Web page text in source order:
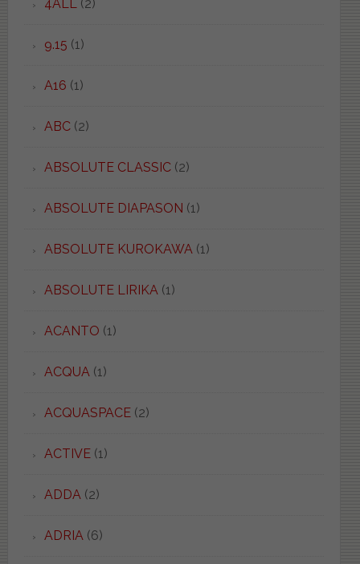
4ALL(2)
9.15 (1)
A16 (1)
ABC(2)
ABSOLUTE CLASSIC(2)
ABSOLUTE DIAPASON (1)
ABSOLUTE KUROKAWA(1)
ABSOLUTE LIRIKA(1)
ACANTO (1)
ACQUA(1)
ACQUASPACE(2)
ACTIVE(1)
ADDA(2)
ADRIA(6)